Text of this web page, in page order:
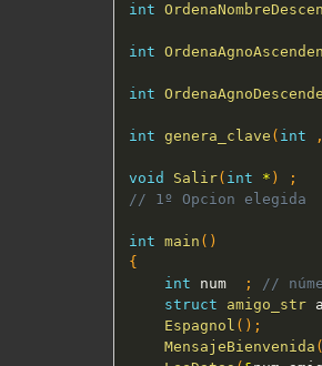
int
int
int
int genera_clave ( int ,
void Salir( int * )
;
// 1º Opcion elegida
int main ( )
{
int num ;
//
struct
amigo_str
Espagnol ( ) ;
MensajeBienvenida (